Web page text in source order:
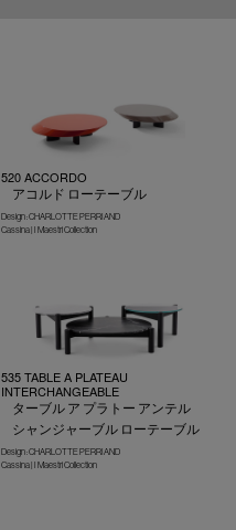
520 ACCORDO
アコルド ローテーブル
Design : CHARLOTTE PERRIAND
Cassina | I Maestri Collection
535 TABLE A PLATEAU
INTERCHANGEABLE
ターブル ア プラトー アンテル
シャンジャーブル ローテーブル
Design : CHARLOTTE PERRIAND
Cassina | I Maestri Collection